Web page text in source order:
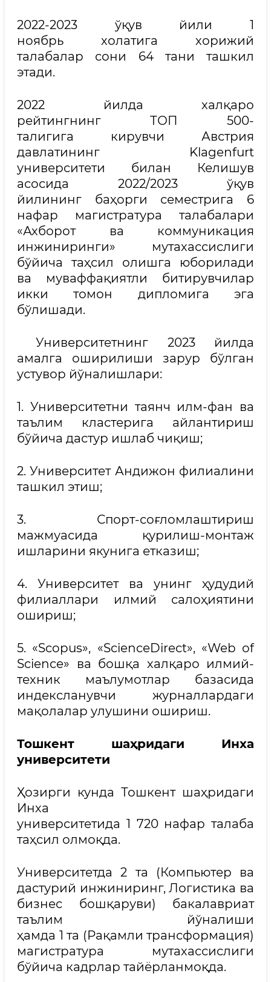
2022-2023 ўқув йили 1
ноябрь холатига хорижий
талабалар сони 64 тани ташкил
этади.
2022 йилда халқаро
рейтингнинг ТОП 500-
талигига кирувчи Австрия
давлатининг Klagenfurt
университети билан Келишув
асосида 2022/2023 ўқув
йилининг баҳорги семестрига 6
нафар магистратура талабалари
«Ахборот ва коммуникация
инжиниринги» мутахассислиги
бўйича таҳсил олишга юборилади
ва муваффақиятли битирувчилар
икки томон дипломига эга
бўлишади.
Университетнинг 2023 йилда
амалга оширилиши зарур бўлган
устувор йўналишлари:
1. Университетни таянч илм-фан ва
таълим кластерига айлантириш
бўйича дастур ишлаб чиқиш;
2. Университет Андижон филиалини
ташкил этиш;
3. Спорт-соғломлаштириш
мажмуасида қурилиш-монтаж
ишларини якунига етказиш;
4. Университет ва унинг ҳудудий
филиаллари илмий салоҳиятини
ошириш;
5. «Scopus», «ScienceDirect», «Web of
Science» ва бошқа халқаро илмий-
техник маълумотлар базасида
индексланувчи журналлардаги
мақолалар улушини ошириш.
Тошкент шаҳридаги Инха
университети
Ҳозирги кунда Тошкент шаҳридаги
Инха
университетида 1 720 нафар талаба
таҳсил олмоқда.
Университетда 2 та (Компьютер ва
дастурий инжиниринг, Логистика ва
бизнес бошқаруви) бакалавриат
таълим йўналиши
ҳамда 1 та (Рақамли трансформация)
магистратура мутахассислиги
бўйича кадрлар тайёрланмоқда.